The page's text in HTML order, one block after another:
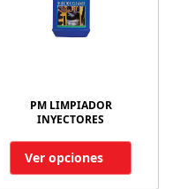
PM LIMPIADOR
INYECTORES
Ver opciones